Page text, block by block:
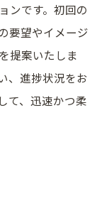
ンです。初回の
要望やイメージ
提案いたしま
、進捗状況をお
て、迅速かつ柔